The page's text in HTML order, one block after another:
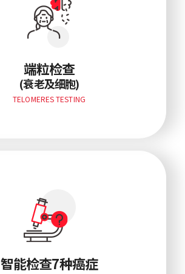
端粒检查
(衰老及细胞)
TELOMERES TESTING
(衰老及细胞)
智能检查7种癌症